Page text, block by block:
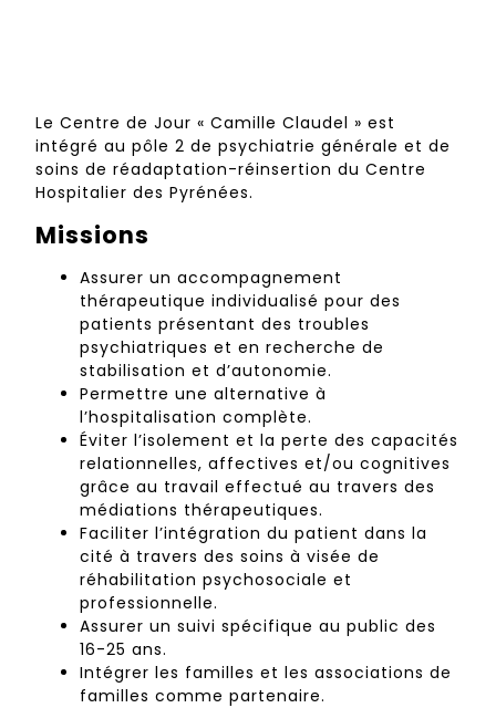
Le Centre de Jour « Camille Claudel » est
intégré au pôle 2 de psychiatrie générale et de
soins de réadaptation-réinsertion du Centre
Hospitalier des Pyrénées.
Missions
Assurer un accompagnement
thérapeutique individualisé pour des
patients présentant des troubles
psychiatriques et en recherche de
stabilisation et d’autonomie.
Permettre une alternative à
l’hospitalisation complète.
Éviter l’isolement et la perte des capacités
relationnelles, affectives et/ou cognitives
grâce au travail effectué au travers des
médiations thérapeutiques.
Faciliter l’intégration du patient dans la
cité à travers des soins à visée de
réhabilitation psychosociale et
professionnelle.
Assurer un suivi spécifique au public des
16-25 ans.
Intégrer les familles et les associations de
familles comme partenaire.